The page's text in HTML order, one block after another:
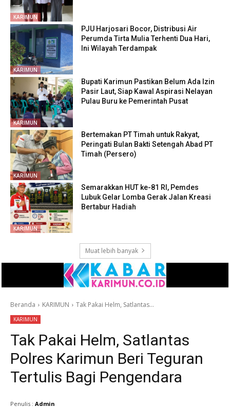
KARIMUN
KARIMUN
PJU Harjosari Bocor, Distribusi Air
Perumda Tirta Mulia Terhenti Dua Hari,
Ini Wilayah Terdampak
KARIMUN
Bupati Karimun Pastikan Belum Ada Izin
Pasir Laut, Siap Kawal Aspirasi Nelayan
Pulau Buru ke Pemerintah Pusat
KARIMUN
Bertemakan PT Timah untuk Rakyat,
Peringati Bulan Bakti Setengah Abad PT
Timah (Persero)
KARIMUN
Semarakkan HUT ke-81 RI, Pemdes
Lubuk Gelar Lomba Gerak Jalan Kreasi
Bertabur Hadiah
Muat lebih banyak